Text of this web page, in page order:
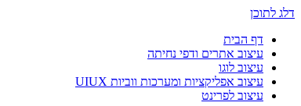
דלג לתוכן
דף הבית
עיצוב אתרים ודפי נחיתה
עיצוב לוגו
עיצוב אפליקציות ומערכות ווביות UIUX​
עיצוב לפרינט